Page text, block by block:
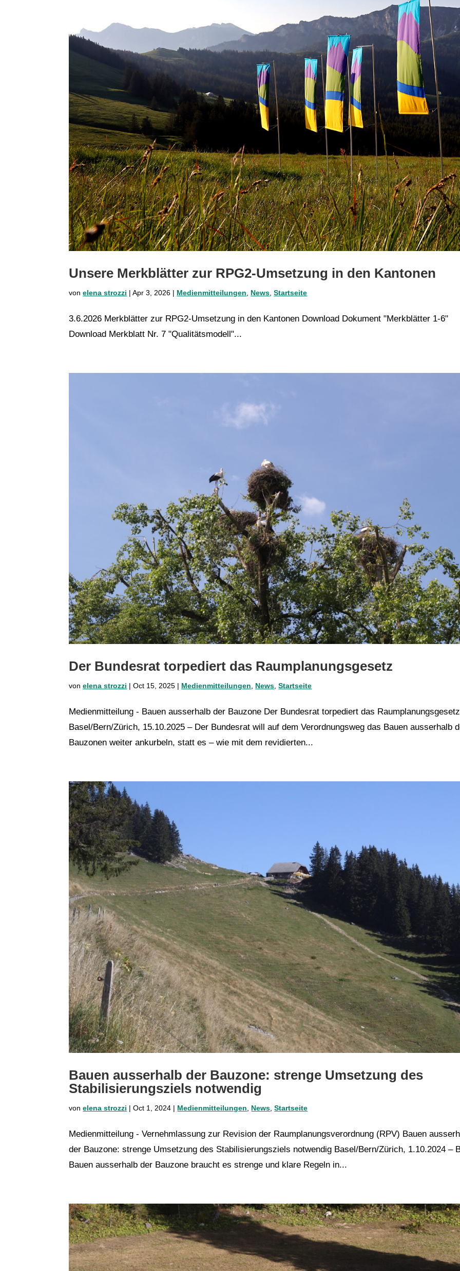
Unsere Merkblätter zur RPG2-Umsetzung in den Kantonen
vonelena strozzi |Apr 3, 2026 | Medienmitteilungen News ,Startseite
3.6.2026 Merkblätter zur RPG2-Umsetzung in den Kantonen Download Dokument "Merkblätter 1-6"
Download Merkblatt Nr. 7 "Qualitätsmodell"...
Der Bundesrat torpediert das Raumplanungsgesetz
vonelena strozzi |Oct 15, 2025 | Medienmitteilungen News ,Startseite
Medienmitteilung - Bauen ausserhalb der Bauzone Der Bundesrat torpediert das Raumplanungsgesetz
Basel/Bern/Zürich, 15.10.2025 – Der Bundesrat will auf dem Verordnungsweg das Bauen ausserhalb
Bauzonen weiter ankurbeln, statt es – wie mit dem revidierten...
Bauen ausserhalb der Bauzone: strenge Umsetzung des
Stabilisierungsziels notwendig
vonelena strozzi |Oct 1, 2024 | Medienmitteilungen News ,Startseite
Medienmitteilung - Vernehmlassung zur Revision der Raumplanungsverordnung (RPV) Bauen
der Bauzone: strenge Umsetzung des Stabilisierungsziels notwendig Basel/Bern/Zürich, 1.10.2024 –
Bauen ausserhalb der Bauzone braucht es strenge und klare Regeln in...